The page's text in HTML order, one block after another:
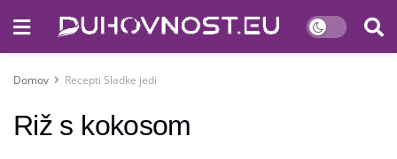
Domov Recepti Sladke jedi
Riž s kokosom